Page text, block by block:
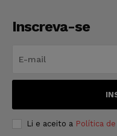
Inscreva-se
Li e aceito a Política